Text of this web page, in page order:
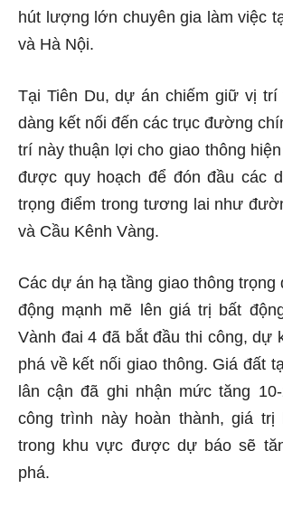
hút lượng lớn chuyên gia làm việc
và Hà Nội.
Tại Tiên Du, dự án chiếm giữ vị trí
dàng kết nối đến các trục đường
trí này thuận lợi cho giao thông
được quy hoạch để đón đầu các
trọng điểm trong tương lai như
và Cầu Kênh Vàng.
Các dự án hạ tầng giao thông trọng
động mạnh mẽ lên giá trị bất
Vành đai 4 đã bắt đầu thi công, dự
phá về kết nối giao thông. Giá đất
lân cận đã ghi nhận mức tăng
công trình này hoàn thành, giá trị
trong khu vực được dự báo sẽ
phá.